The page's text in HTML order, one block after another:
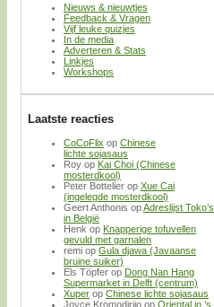
Nieuws & nieuwtjes
Feedback & Vragen
Vijf leuke quizjes
In de media
Adverteren & Stats
Linkjes
Workshops
Laatste reacties
CoCoFlix op Chinese
lichte sojasaus
Roy op Kai Choi (Chinese
mosterdkool)
Peter Bottelier op Xue Cai
(ingelegde mosterdkool)
Geert Anthonis opAdreslijst Toko’s
in België
Henk op Knapperige tofuvellen
gevuld met garnalen
remi op Gula djawa (Javaanse
bruine suiker)
Els Töpfer op Dong Nan Hang
Supermarket in Delft (centrum)
Xuper op Chinese lichte sojasaus
Joyce Kromodirijo op Oriental in ’s